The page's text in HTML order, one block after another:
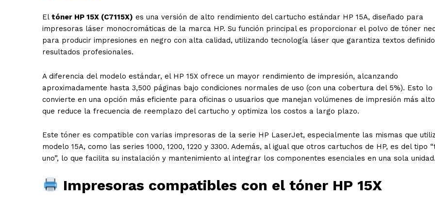
El tóner HP 15X (C7115X) es una versión de alto rendimiento del cartucho estándar HP 15A, diseñado para
impresoras láser monocromáticas de la marca HP. Su función principal es proporcionar el polvo de tóner
para producir impresiones en negro con alta calidad, utilizando tecnología láser que garantiza textos
resultados profesionales.
A diferencia del modelo estándar, el HP 15X ofrece un mayor rendimiento de impresión, alcanzando
aproximadamente hasta 3,500 páginas bajo condiciones normales de uso (con una cobertura del 5%). Esto lo
convierte en una opción más eficiente para oficinas o usuarios que manejan volúmenes de impresión más
que reduce la frecuencia de reemplazo del cartucho y optimiza los costos a largo plazo.
Este tóner es compatible con varias impresoras de la serie HP LaserJet, especialmente las mismas que
modelo 15A, como las series 1000, 1200, 1220 y 3300. Además, al igual que otros cartuchos de HP, es del tipo
uno”, lo que facilita su instalación y mantenimiento al integrar los componentes esenciales en una sola unidad.
Impresoras compatibles con el tóner HP 15X